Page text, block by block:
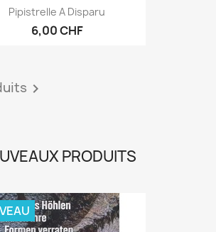
Pipistrelle A Disparu
6,00 CHF

PRODUITS